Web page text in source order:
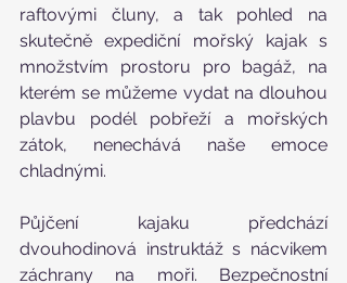
raftovými čluny, a tak pohled na
skutečně expediční mořský kajak s
množstvím prostoru pro bagáž, na
kterém se můžeme vydat na dlouhou
plavbu podél pobřeží a mořských
zátok, nenechává naše emoce
chladnými.
Půjčení kajaku předchází
dvouhodinová instruktáž s nácvikem
záchrany na moři. Bezpečnostní